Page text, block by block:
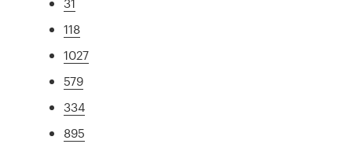
118
1027
579
334
895